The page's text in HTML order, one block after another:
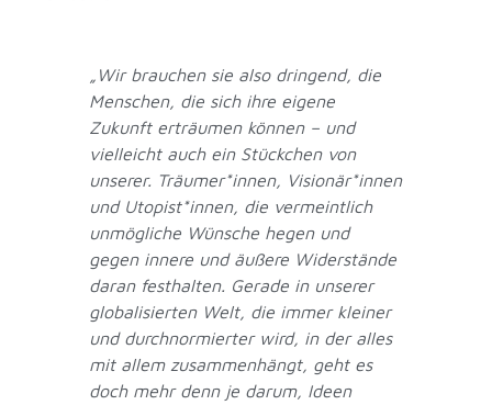
„Wir brauchen sie also dringend, die
Menschen, die sich ihre eigene
Zukunft erträumen können – und
vielleicht auch ein Stückchen von
unserer. Träumer*innen, Visionär*innen
und Utopist*innen, die vermeintlich
unmögliche Wünsche hegen und
gegen innere und äußere Widerstände
daran festhalten. Gerade in unserer
globalisierten Welt, die immer kleiner
und durchnormierter wird, in der alles
mit allem zusammenhängt, geht es
doch mehr denn je darum, Ideen